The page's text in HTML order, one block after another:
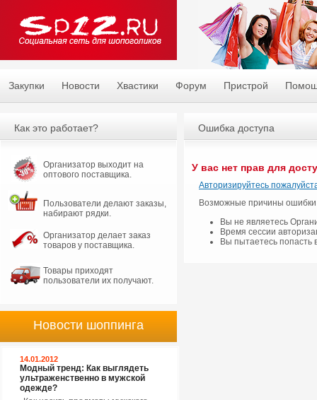
Закупки Новости Хвастики Форум Пристрой
Ошибка доступа
У вас нет прав для
Авторизируйтесь
Возможные причины
Вы не являетесь
Время сессии
Вы пытаетесь попасть
Как это работает?
Организатор выходит на
оптового поставщика.
Пользователи делают заказы,
набирают рядки.
Организатор делает заказ
товаров у поставщика.
Товары приходят
пользователи их получают.
Новости шоппинга
14.01.2012
Модный тренд: Как выглядеть
ультраженственно в мужской
одежде?